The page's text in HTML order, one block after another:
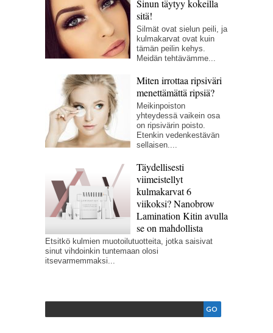
Sinun täytyy kokeilla
sitä!
Silmät ovat sielun peili, ja
kulmakarvat ovat kuin
tämän peilin kehys.
Meidän tehtävämme...
Miten irrottaa ripsiväri
menettämättä ripsiä?
Meikinpoiston
yhteydessä vaikein osa
on ripsivärin poisto.
Etenkin vedenkestävän
sellaisen....
Täydellisesti
viimeistellyt
kulmakarvat 6
viikoksi? Nanobrow
Lamination Kitin avulla
se on mahdollista
Etsitkö kulmien muotoilutuotteita, jotka saisivat
sinut vihdoinkin tuntemaan olosi
itsevarmemmaksi...